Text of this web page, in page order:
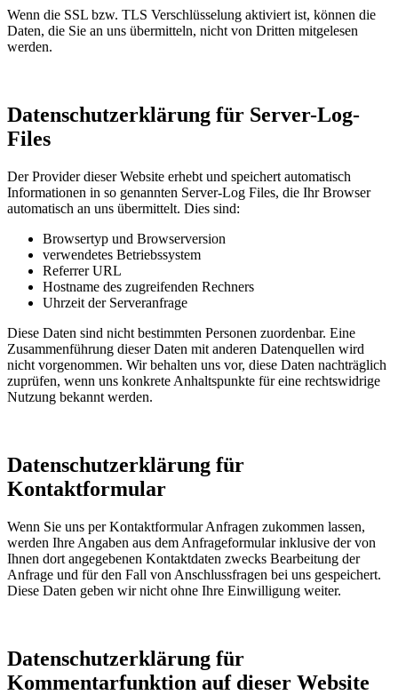
Wenn die SSL bzw. TLS Verschlüsselung aktiviert ist, können die
Daten, die Sie an uns übermitteln, nicht von Dritten mitgelesen
werden.
Datenschutzerklärung für Server-Log-
Files
Der Provider dieser Website erhebt und speichert automatisch
Informationen in so genannten Server-Log Files, die Ihr Browser
automatisch an uns übermittelt. Dies sind:
Browsertyp und Browserversion
verwendetes Betriebssystem
Referrer URL
Hostname des zugreifenden Rechners
Uhrzeit der Serveranfrage
Diese Daten sind nicht bestimmten Personen zuordenbar. Eine
Zusammenführung dieser Daten mit anderen Datenquellen wird
nicht vorgenommen. Wir behalten uns vor, diese Daten nachträglich
zuprüfen, wenn uns konkrete Anhaltspunkte für eine rechtswidrige
Nutzung bekannt werden.
Datenschutzerklärung für
Kontaktformular
Wenn Sie uns per Kontaktformular Anfragen zukommen lassen,
werden Ihre Angaben aus dem Anfrageformular inklusive der von
Ihnen dort angegebenen Kontaktdaten zwecks Bearbeitung der
Anfrage und für den Fall von Anschlussfragen bei uns gespeichert.
Diese Daten geben wir nicht ohne Ihre Einwilligung weiter.
Datenschutzerklärung für
Kommentarfunktion auf dieser Website